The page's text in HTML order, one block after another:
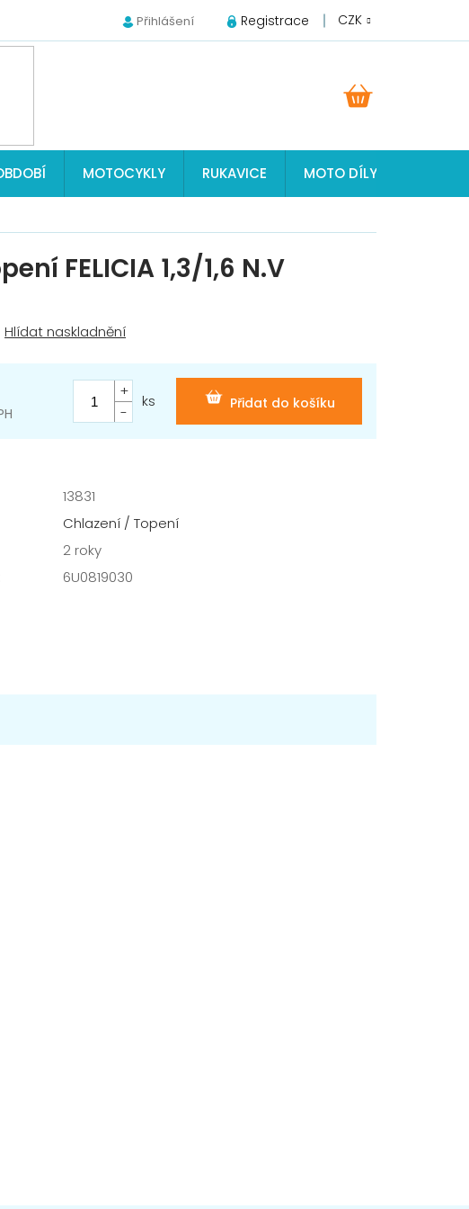
CZK
Přihlášení Registrace
MOTOCYKLY RUKAVICE MOTO DÍLY JAWA, ČZ,
FELICIA 1,3/1,6 N.V
Přidat do košíku
ks
13831
Chlazení / Topení
2 roky
6U0819030